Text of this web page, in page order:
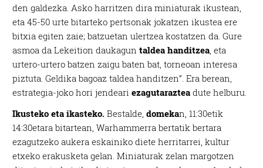
den galdezka. Asko harritzen dira miniaturak ikustean,
eta 45-50 urte bitarteko pertsonak jokatzen ikustea ere
bitxia egiten zaie; batzuetan ulertzea kostatzen da. Gure
asmoa da Lekeition daukaguntaldea handitzea, eta
urtero-urtero batzen zaigu baten bat, torneoan interesa
piztuta. Geldika bagoaz taldea handitzen”. Era berean,
estrategia-joko hori jendeariezagutaraztea dute helburu.
Ikusteko eta ikasteko. Bestalde,domekan, 11:30etik
14:30etara bitartean, Warhammerra bertatik bertara
ezagutzeko aukera eskainiko diete herritarrei, kultur
etxeko erakusketa gelan. Miniaturak zelan margotzen